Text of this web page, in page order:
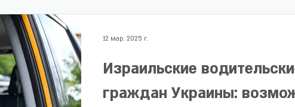
Израильские
граждан Украины:
12 мар. 2025 г.